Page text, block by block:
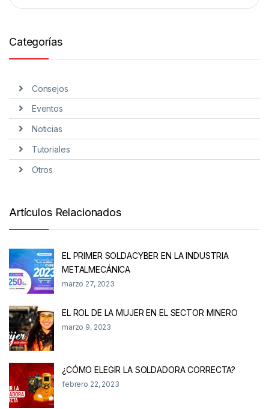
Categorías
Consejos
Eventos
Noticias
Otros
Tutoriales
Artículos Relacionados
EL PRIMER SOLDACYBER EN LA INDUSTRIA
METALMECÁNICA
marzo 27, 2023
EL ROL DE LA MUJER EN EL SECTOR MINERO
marzo 9, 2023
¿CÓMO ELEGIR LA SOLDADORA CORRECTA?
febrero 22, 2023